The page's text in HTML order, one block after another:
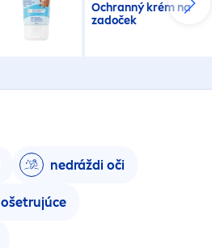
Ochranný krém na
zadoček
nedráždi oči
ošetrujúce